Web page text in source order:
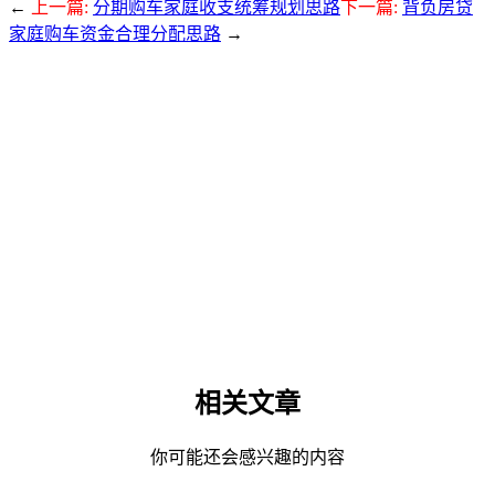
← 上一篇: 分期购车家庭收支统筹规划思路下一篇: 背负房贷
家庭购车资金合理分配思路 →
相关文章
你可能还会感兴趣的内容